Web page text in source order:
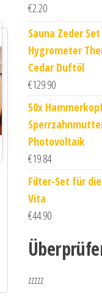
€2.20
Sauna Zeder
Hygrometer
Cedar Duftöl
€129.90
50x
Photovoltaik
€19.84
Filter-Set für
Vita
€44.90
zzzzz